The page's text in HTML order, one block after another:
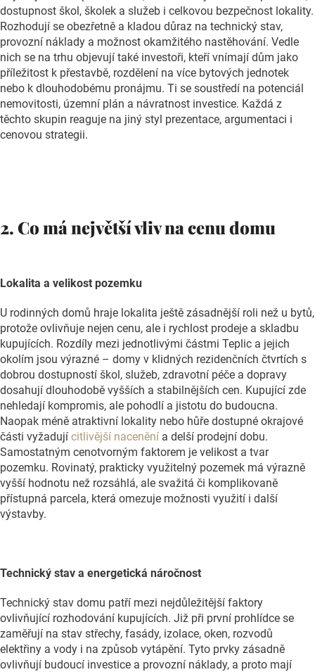
dostupnost škol, školek a služeb i celkovou bezpečnost lokality.
Rozhodují se obezřetně a kladou důraz na technický stav,
provozní náklady a možnost okamžitého nastěhování. Vedle
nich se na trhu objevují také investoři, kteří vnímají dům jako
příležitost k přestavbě, rozdělení na více bytových jednotek
nebo k dlouhodobému pronájmu. Ti se soustředí na potenciál
nemovitosti, územní plán a návratnost investice. Každá z
těchto skupin reaguje na jiný styl prezentace, argumentaci i
cenovou strategii.
2. Co má největší vliv na cenu domu
Lokalita a velikost pozemku
U rodinných domů hraje lokalita ještě zásadnější roli než u bytů,
protože ovlivňuje nejen cenu, ale i rychlost prodeje a skladbu
kupujících. Rozdíly mezi jednotlivými částmi Teplic a jejich
okolím jsou výrazné – domy v klidných rezidenčních čtvrtích s
dobrou dostupností škol, služeb, zdravotní péče a dopravy
dosahují dlouhodobě vyšších a stabilnějších cen. Kupující zde
nehledají kompromis, ale pohodlí a jistotu do budoucna.
Naopak méně atraktivní lokality nebo hůře dostupné okrajové
části vyžadují citlivější nacenění a delší prodejní dobu.
Samostatným cenotvorným faktorem je velikost a tvar
pozemku. Rovinatý, prakticky využitelný pozemek má výrazně
vyšší hodnotu než rozsáhlá, ale svažitá či komplikovaně
přístupná parcela, která omezuje možnosti využití i další
výstavby.
Technický stav a energetická náročnost
Technický stav domu patří mezi nejdůležitější faktory
ovlivňující rozhodování kupujících. Již při první prohlídce se
zaměřují na stav střechy, fasády, izolace, oken, rozvodů
elektřiny a vody i na způsob vytápění. Tyto prvky zásadně
ovlivňují budoucí investice a provozní náklady, a proto mají